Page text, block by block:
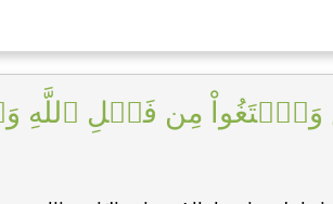
مِن فَضۡلِ ٱللَّهِ